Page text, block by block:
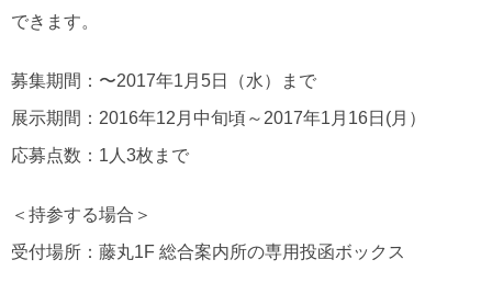
できます。
募集期間：〜2017年1月5日（水）まで
展示期間：2016年12月中旬頃～2017年1月16日(月）
応募点数：1人3枚まで
＜持参する場合＞
受付場所：藤丸1F 総合案内所の専用投函ボックス